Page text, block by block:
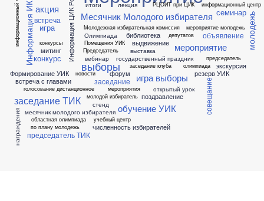
Информация ИКРО Информация ЦИК России Месячник Молодого избирателя
Молодежная избирательная комиссия
Олимпиада
Помещения УИК
Председатель
РЦОИТ при ЦИК
Формирование УИК
акция
библиотека
вебинар
встреча
встреча с главами
выборы
выдвижение
выставка
голосование дистанционное
государственный праздник
депутатов
заседание
заседание ТИК
заседание клуба
игра
игра выборы
информационный центр
информационный час итоги
конкурс
конкурсы
лекция
мероприятие
мероприятие молодежь
мероприятия
месячник молодого избирателя
митинг
молодежь
молодой избиратель
награждения
новости
областная олимпиада
обучение УИК
объявление
олимпиада
открытый урок
по плану молодежь
поздравление
председатель
председатель ТИК
резерв УИК
семинар
совещание
стенд
учебный центр
форум
численность избирателей
экскурсия